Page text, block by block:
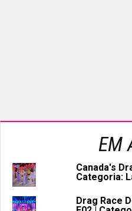
EM
Canada's
Categoria:
Drag Race